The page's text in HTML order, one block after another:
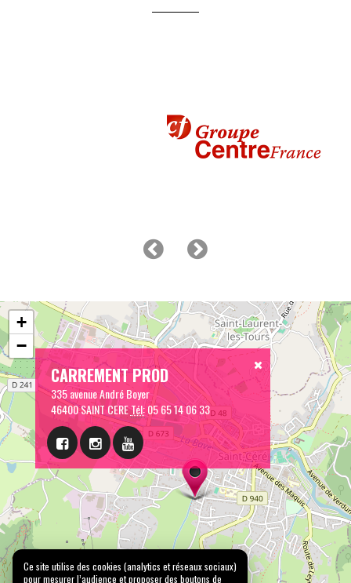
CARREMENT PROD
335 avenue André Boyer
46400 SAINT CERETél:05 65 14 06 33
+
−
Ce site utilise des cookies (analytics et réseaux sociaux)
pour mesurer l’audience et proposer des boutons de